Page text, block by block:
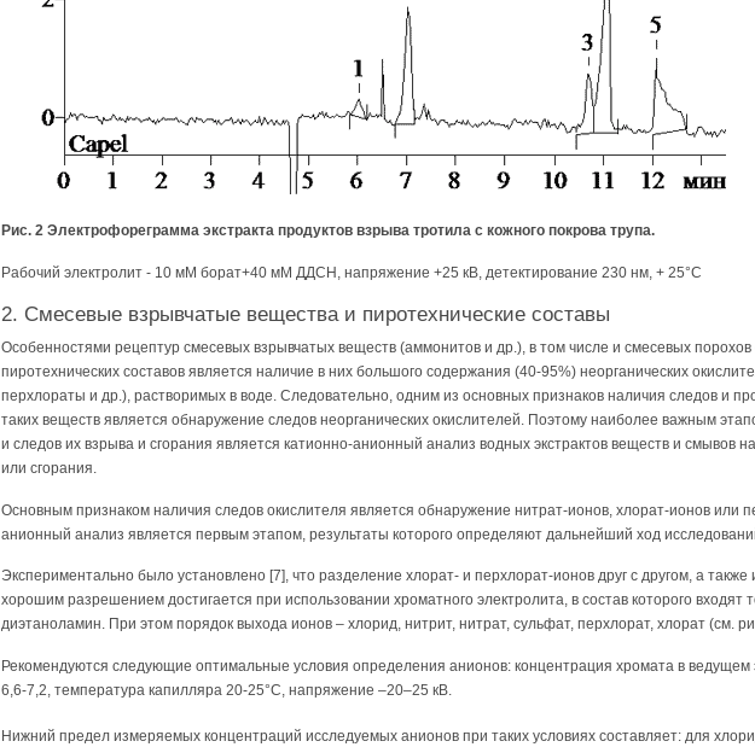
Рис. 2 Электрофореграмма экстракта продуктов взрыва тротила с кожного покрова трупа.
Рабочий электролит - 10 мМ борат+40 мМ ДДСН, напряжение +25 кВ, детектирование 230 нм, + 25°С
2. Смесевые взрывчатые вещества и пиротехнические составы
Особенностями рецептур смесевых взрывчатых веществ (аммонитов и др.), в том числе и смесевых
пиротехнических составов является наличие в них большого содержания (40-95%) неорганических
перхлораты и др.), растворимых в воде. Следовательно, одним из основных признаков наличия следов и
таких веществ является обнаружение следов неорганических окислителей. Поэтому наиболее важным
и следов их взрыва и сгорания является катионно-анионный анализ водных экстрактов веществ и смывов
или сгорания.
Основным признаком наличия следов окислителя является обнаружение нитрат-ионов, хлорат-ионов или
анионный анализ является первым этапом, результаты которого определяют дальнейший ход
Экспериментально было установлено [7], что разделение хлорат- и перхлорат-ионов друг с другом, а
хорошим разрешением достигается при использовании хроматного электролита, в состав которого входят
диэтаноламин. При этом порядок выхода ионов – хлорид, нитрит, нитрат, сульфат, перхлорат, хлорат (см.
Рекомендуются следующие оптимальные условия определения анионов: концентрация хромата в
6,6-7,2, температура капилляра 20-25°С, напряжение –20–25 кВ.
Нижний предел измеряемых концентраций исследуемых анионов при таких условиях составляет: для